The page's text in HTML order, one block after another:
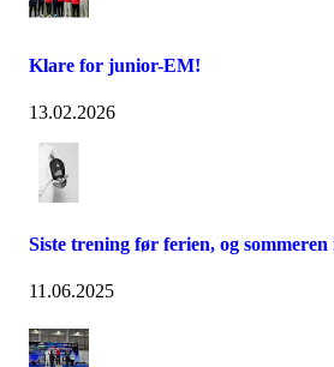
Klare for junior-EM!
13.02.2026
Siste trening før ferien, og
11.06.2025